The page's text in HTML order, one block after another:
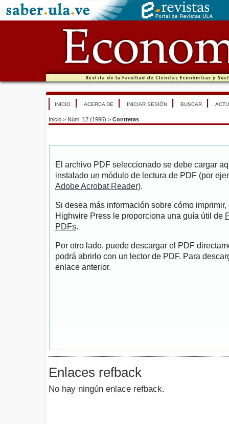
INICIO ACERCA DE INICIAR SESIÓN BUSCAR
Inicio > Núm. 12 (1996) > Contreras
El archivo PDF seleccionado se debe cargar
instalado un módulo de lectura de PDF (por
Adobe Acrobat Reader).
Si desea más información sobre cómo
Highwire Press le proporciona una guía útil de
PDFs.
Por otro lado, puede descargar el PDF
podrá abrirlo con un lector de PDF. Para
enlace anterior.
Enlaces refback
No hay ningún enlace refback.